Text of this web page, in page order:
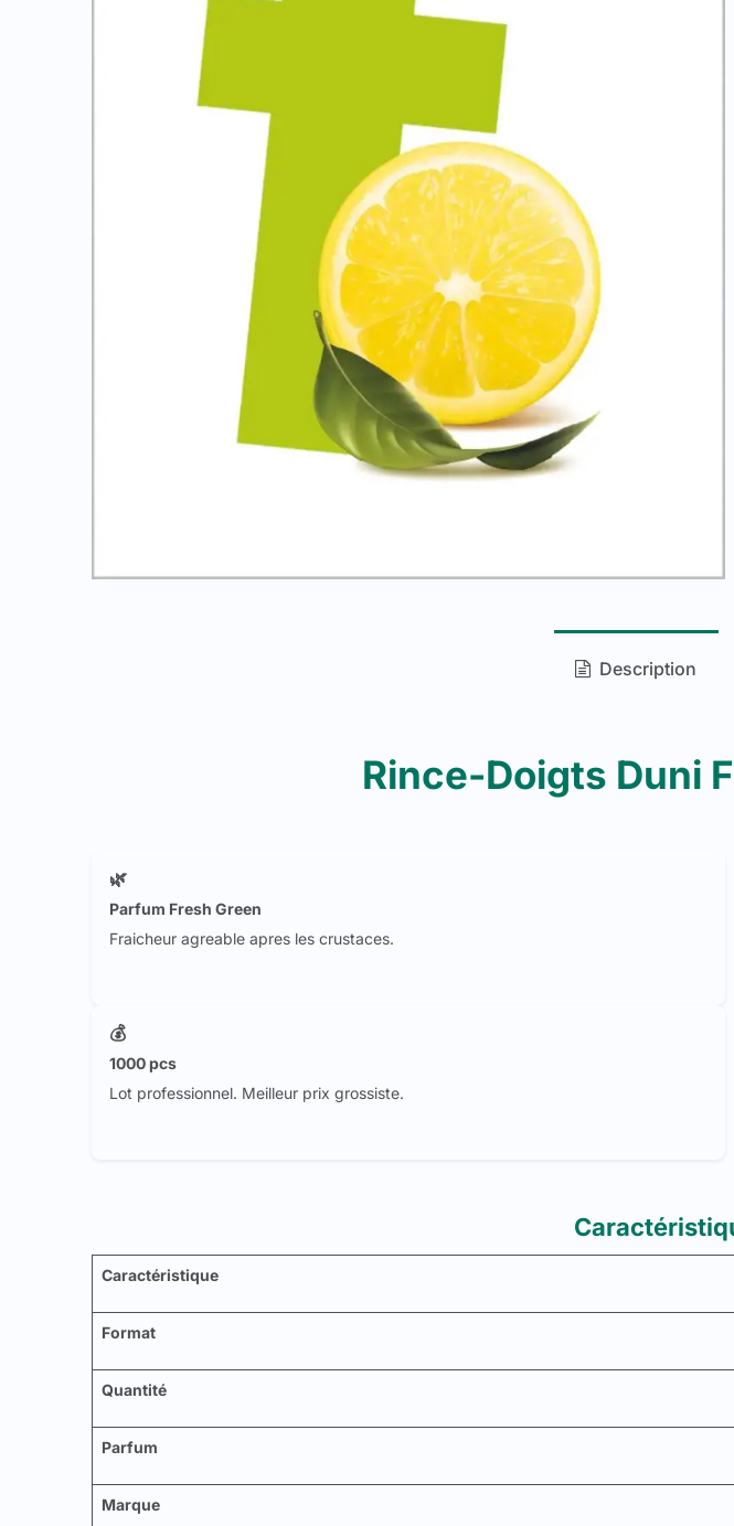
Description
Rince-Doigts Duni
🌿
Parfum Fresh Green
Fraicheur agreable apres les crustaces.
💰
1000 pcs
Lot professionnel. Meilleur prix grossiste.
Caractéristique
Format
Quantité
Parfum
Marque